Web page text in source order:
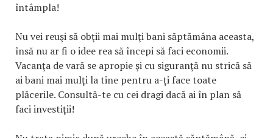
întâmpla!
Nu vei reuşi să obţii mai mulţi bani săptămâna aceasta,
însă nu ar fi o idee rea să începi să faci economii.
Vacanţa de vară se apropie şi cu siguranţă nu strică să
ai bani mai mulţi la tine pentru a-ţi face toate
plăcerile. Consultă-te cu cei dragi dacă ai în plan să
faci investiţii!